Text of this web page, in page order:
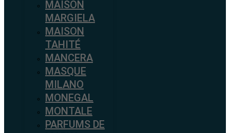
MAISON
MARGIELA
MAISON
TAHITÉ
MANCERA
MASQUE
MILANO
MONEGAL
MONTALE
PARFUMS DE